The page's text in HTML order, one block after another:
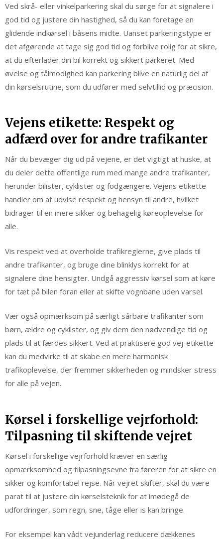
Ved skrå- eller vinkelparkering skal du sørge for at signalere i
god tid og justere din hastighed, så du kan foretage en
glidende indkørsel i båsens midte. Uanset parkeringstype er
det afgørende at tage sig god tid og forblive rolig for at sikre,
at du efterlader din bil korrekt og sikkert parkeret. Med
øvelse og tålmodighed kan parkering blive en naturlig del af
din kørselsrutine, som du udfører med selvtillid og præcision.
Vejens etikette: Respekt og
adfærd over for andre trafikanter
Når du bevæger dig ud på vejene, er det vigtigt at huske, at
du deler dette offentlige rum med mange andre trafikanter,
herunder bilister, cyklister og fodgængere. Vejens etikette
handler om at udvise respekt og hensyn til andre, hvilket
bidrager til en mere sikker og behagelig køreoplevelse for
alle.
Vis respekt ved at overholde trafikreglerne, give plads til
andre trafikanter, og bruge dine blinklys korrekt for at
signalere dine hensigter. Undgå aggressiv kørsel som at køre
for tæt på bilen foran eller at skifte vognbane uden varsel.
Vær også opmærksom på særligt sårbare trafikanter som
børn, ældre og cyklister, og giv dem den nødvendige tid og
plads til at færdes sikkert. Ved at praktisere god vej-etikette
kan du medvirke til at skabe en mere harmonisk
trafikoplevelse, der fremmer sikkerheden og mindsker stress
for alle på vejen.
Kørsel i forskellige vejrforhold:
Tilpasning til skiftende vejret
Kørsel i forskellige vejrforhold kræver en særlig
opmærksomhed og tilpasningsevne fra føreren for at sikre en
sikker og komfortabel rejse. Når vejret skifter, skal du være
parat til at justere din kørselsteknik for at imødegå de
udfordringer, som regn, sne, tåge eller is kan bringe.
For eksempel kan vådt vejunderlag reducere dækkenes